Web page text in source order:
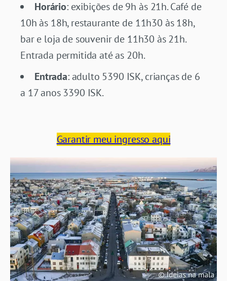
Horário: exibições de 9h às 21h. Café de
10h às 18h, restaurante de 11h30 às 18h,
bar e loja de souvenir de 11h30 às 21h.
Entrada permitida até as 20h.
Entrada: adulto 5390 ISK, crianças de 6
a 17 anos 3390 ISK.
Garantir meu ingresso aqui